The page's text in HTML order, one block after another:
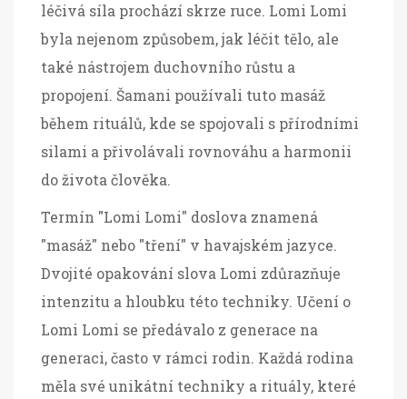
léčivá síla prochází skrze ruce. Lomi Lomi
byla nejenom způsobem, jak léčit tělo, ale
také nástrojem duchovního růstu a
propojení. Šamani používali tuto masáž
během rituálů, kde se spojovali s přírodními
silami a přivolávali rovnováhu a harmonii
do života člověka.
Termín "Lomi Lomi" doslova znamená
"masáž" nebo "tření" v havajském jazyce.
Dvojité opakování slova Lomi zdůrazňuje
intenzitu a hloubku této techniky. Učení o
Lomi Lomi se předávalo z generace na
generaci, často v rámci rodin. Každá rodina
měla své unikátní techniky a rituály, které